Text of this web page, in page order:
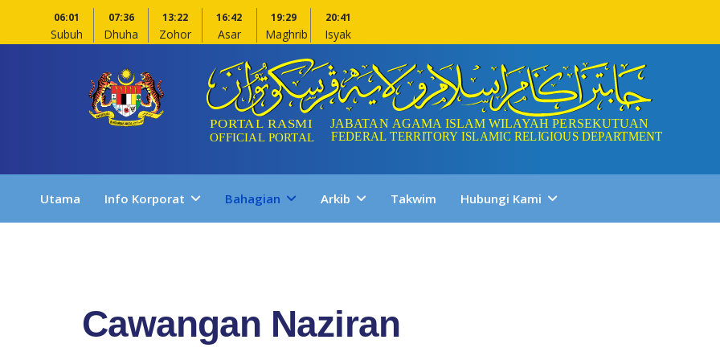
06:01
Subuh
07:36
Dhuha
13:22
Zohor
16:42
Asar
19:29
Maghrib
20:41
Isyak
Utama Info Korporat Bahagian Arkib Takwim Hubungi Kami
Cawangan Naziran